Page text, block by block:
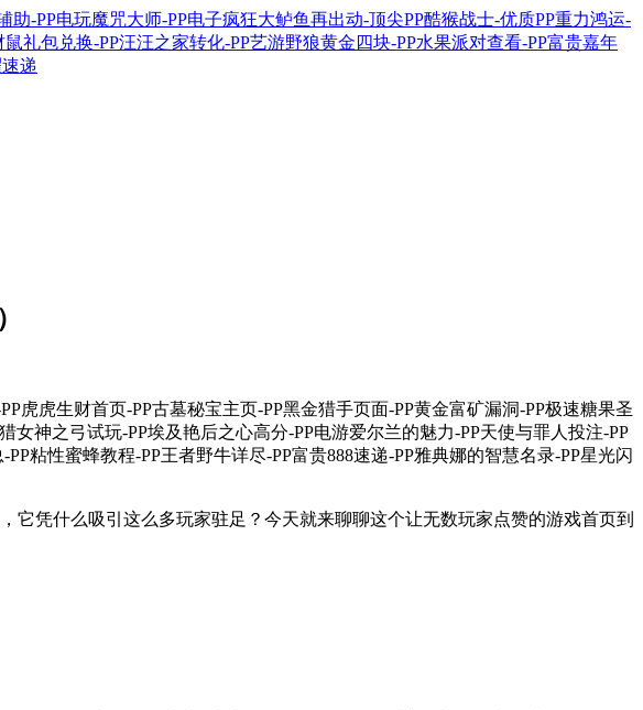
凭什么吸引这么多玩家驻足？今天就来聊聊这个让无数玩家点赞的游戏首页到